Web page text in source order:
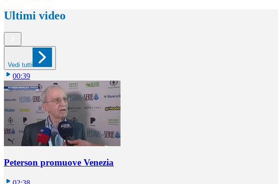
Ultimi video
Vedi tutti
00:39
Peterson promuove Venezia